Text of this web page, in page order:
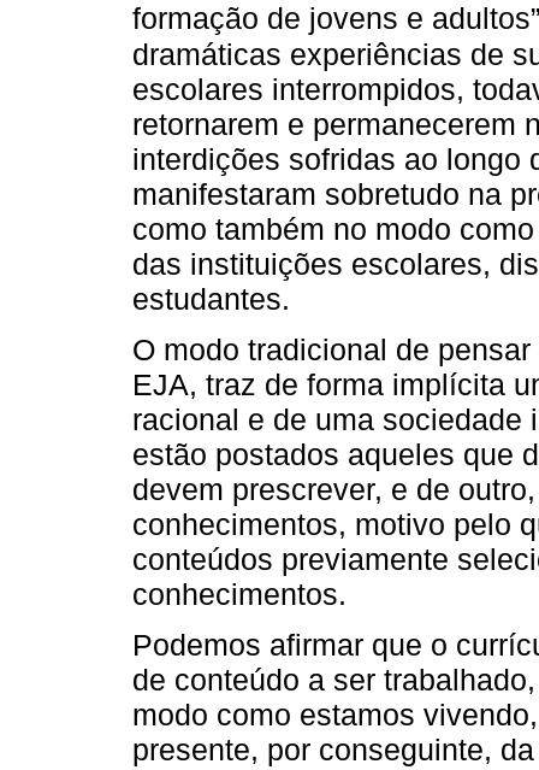
formação de jovens e
dramáticas experiências de
escolares interrompidos,
retornarem e permanecerem
interdições sofridas ao longo
manifestaram sobretudo na
como também no modo
das instituições escolares,
estudantes.
O modo tradicional de
EJA, traz de forma implícita
racional e de uma sociedade
estão postados aqueles que
devem prescrever, e de
conhecimentos, motivo pelo
conteúdos previamente
conhecimentos.
Podemos afirmar que o
de conteúdo a ser
modo como estamos
presente, por conseguinte,